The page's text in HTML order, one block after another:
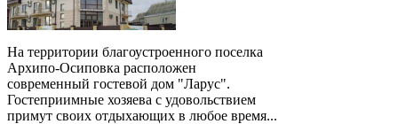
На территории благоустроенного поселка
Архипо-Осиповка расположен
современный гостевой дом "Ларус".
Гостеприимные хозяева с удовольствием
примут своих отдыхающих в любое время...